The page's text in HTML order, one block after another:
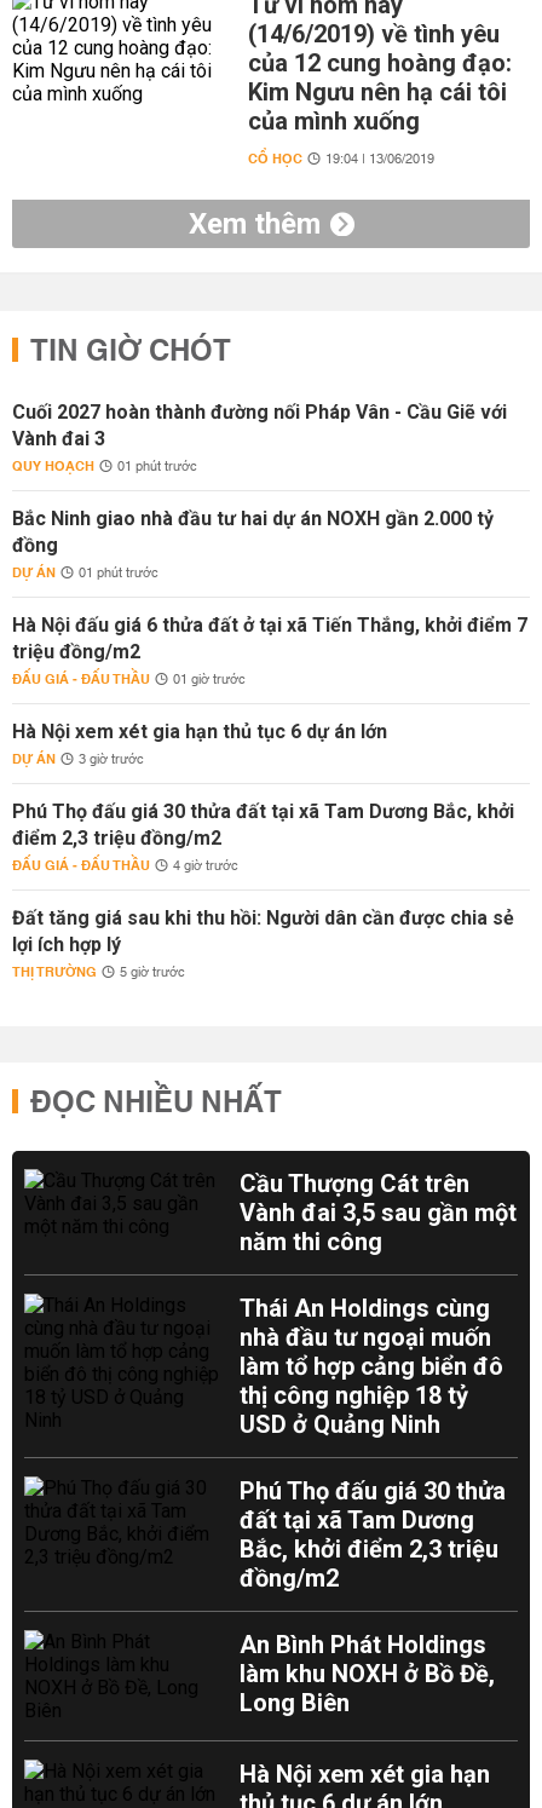
(14/6/2019) về tình yêu
của 12 cung hoàng đạo:
Kim Ngưu nên hạ cái tôi
của mình xuống
CỔ HỌC 19:04 | 13/06/2019
Xem thêm
TIN GIỜ CHÓT
Cuối 2027 hoàn thành đường nối Pháp Vân - Cầu Giẽ với
Vành đai 3
QUY HOẠCH 01 phút trước
Bắc Ninh giao nhà đầu tư hai dự án NOXH gần 2.000 tỷ
đồng
DỰ ÁN 01 phút trước
Hà Nội đấu giá 6 thửa đất ở tại xã Tiến Thắng, khởi điểm 7
triệu đồng/m2
ĐẤU GIÁ - ĐẤU THẦU 01 giờ trước
Hà Nội xem xét gia hạn thủ tục 6 dự án lớn
DỰ ÁN 3 giờ trước
Phú Thọ đấu giá 30 thửa đất tại xã Tam Dương Bắc, khởi
điểm 2,3 triệu đồng/m2
ĐẤU GIÁ - ĐẤU THẦU 4 giờ trước
Đất tăng giá sau khi thu hồi: Người dân cần được chia sẻ
lợi ích hợp lý
THỊ TRƯỜNG 5 giờ trước
ĐỌC NHIỀU NHẤT
Cầu Thượng Cát trên
Vành đai 3,5 sau gần một
năm thi công
Thái An Holdings cùng
nhà đầu tư ngoại muốn
làm tổ hợp cảng biển đô
thị công nghiệp 18 tỷ
USD ở Quảng Ninh
Phú Thọ đấu giá 30 thửa
đất tại xã Tam Dương
Bắc, khởi điểm 2,3 triệu
đồng/m2
An Bình Phát Holdings
làm khu NOXH ở Bồ Đề,
Long Biên
Hà Nội xem xét gia hạn